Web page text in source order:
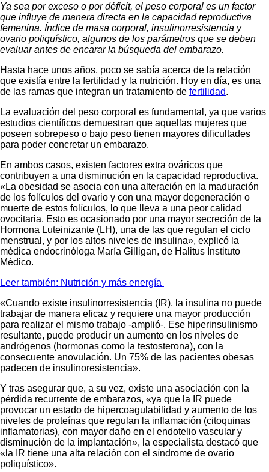
Ya sea por exceso o por déficit, el peso corporal es un factor
que influye de manera directa en la capacidad reproductiva
femenina. Índice de masa corporal, insulinorresistencia y
ovario poliquístico, algunos de los parámetros que se deben
evaluar antes de encarar la búsqueda del embarazo.
Hasta hace unos años, poco se sabía acerca de la relación
que existía entre la fertilidad y la nutrición. Hoy en día, es una
de las ramas que integran un tratamiento de fertilidad.
La evaluación del peso corporal es fundamental, ya que varios
estudios científicos demuestran que aquellas mujeres que
poseen sobrepeso o bajo peso tienen mayores dificultades
para poder concretar un embarazo.
En ambos casos, existen factores extra ováricos que
contribuyen a una disminución en la capacidad reproductiva.
«La obesidad se asocia con una alteración en la maduración
de los folículos del ovario y con una mayor degeneración o
muerte de estos folículos, lo que lleva a una peor calidad
ovocitaria. Esto es ocasionado por una mayor secreción de la
Hormona Luteinizante (LH), una de las que regulan el ciclo
menstrual, y por los altos niveles de insulina», explicó la
médica endocrinóloga María Gilligan, de Halitus Instituto
Médico.
Leer también: Nutrición y más energía
«Cuando existe insulinorresistencia (IR), la insulina no puede
trabajar de manera eficaz y requiere una mayor producción
para realizar el mismo trabajo -amplió-. Ese hiperinsulinismo
resultante, puede producir un aumento en los niveles de
andrógenos (hormonas como la testosterona), con la
consecuente anovulación. Un 75% de las pacientes obesas
padecen de insulinoresistencia».
Y tras asegurar que, a su vez, existe una asociación con la
pérdida recurrente de embarazos, «ya que la IR puede
provocar un estado de hipercoagulabilidad y aumento de los
niveles de proteínas que regulan la inflamación (citoquinas
inflamatorias), con mayor daño en el endotelio vascular y
disminución de la implantación», la especialista destacó que
«la IR tiene una alta relación con el síndrome de ovario
poliquístico».